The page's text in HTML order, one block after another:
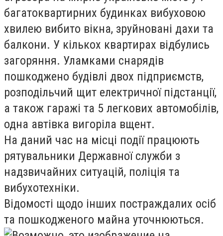
багатоквартирних будинках вибуховою
хвилею вибито вікна, зруйновані дахи та
балкони. У кількох квартирах відбулись
загоряння. Уламками снарядів
пошкоджено будівлі двох підприємств,
розподільчий щит електричної підстанції,
а також гаражі та 5 легкових автомобілів,
одна автівка вигоріла вщент.
На даний час на місці події працюють
рятувальники Державної служби з
надзвичайних ситуацій, поліція та
вибухотехніки.
Відомості щодо інших постраждалих осіб
та пошкодженого майна уточнюються.